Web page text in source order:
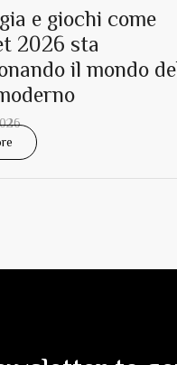
e giochi come
2026 sta
il mondo